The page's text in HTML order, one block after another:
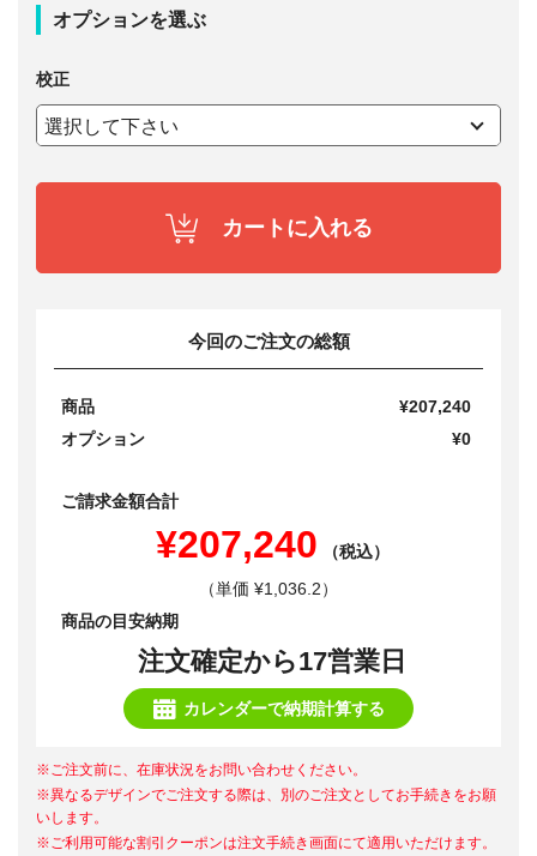
オプションを選ぶ
校正
カートに入れる
今回のご注文の総額
商品
¥207,240
オプション
¥0
ご請求金額合計
¥207,240
（税込）
（単価 ¥1,036.2）
商品の目安納期
注文確定から17営業日
カレンダーで納期計算する
※ご注文前に、在庫状況をお問い合わせください。
※異なるデザインでご注文する際は、別のご注文としてお手続きをお願
いします。
※ご利用可能な割引クーポンは注文手続き画面にて適用いただけます。